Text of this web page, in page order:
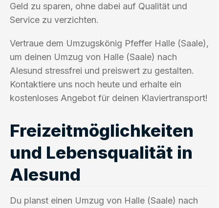
Geld zu sparen, ohne dabei auf Qualität und
Service zu verzichten.
Vertraue dem Umzugskönig Pfeffer Halle (Saale),
um deinen Umzug von Halle (Saale) nach
Alesund stressfrei und preiswert zu gestalten.
Kontaktiere uns noch heute und erhalte ein
kostenloses Angebot für deinen Klaviertransport!
Freizeitmöglichkeiten
und Lebensqualität in
Alesund
Du planst einen Umzug von Halle (Saale) nach